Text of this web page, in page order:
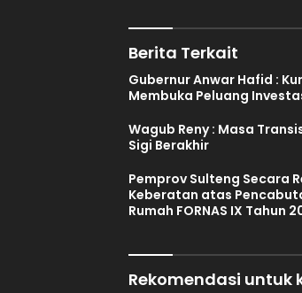
Berita Terkait
Gubernur Anwar Hafid :
Membuka Peluang
Wagub Reny : Masa
Sigi Berakhir
Pemprov Sulteng Secara
Keberatan atas
Rumah FORNAS IX Tahun
Rekomendasi untuk